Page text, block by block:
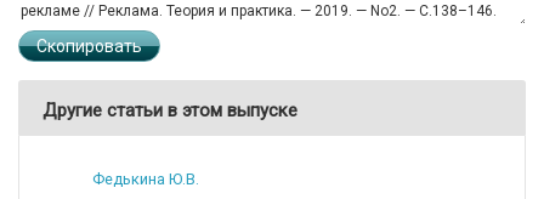
Скопировать
Другие статьи в этом выпуске
Федькина Ю.В.